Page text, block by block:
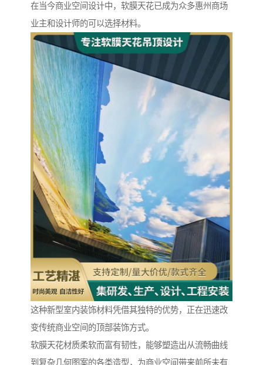
在当今商业空间设计中，软膜天花已成为众多惠州商场
业主和设计师的可以选择材料。
这种新型室内装饰材料凭借其独特的优势，正在迅速改
变传统商业空间的顶部装饰方式。
软膜天花材质柔软而富有韧性，能够塑造出从流畅曲线
到复杂几何图案的各类造型，为商业空间带来前所未有